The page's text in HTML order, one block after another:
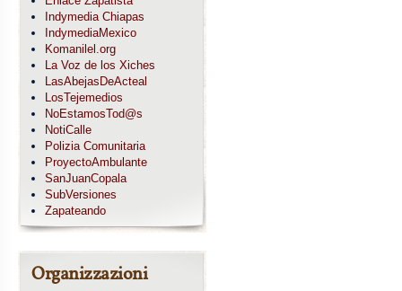
Indymedia Chiapas
IndymediaMexico
Komanilel.org
La Voz de los Xiches
LasAbejasDeActeal
LosTejemedios
NoEstamosTod@s
NotiCalle
Polizia Comunitaria
ProyectoAmbulante
SanJuanCopala
SubVersiones
Zapateando
Organizzazioni